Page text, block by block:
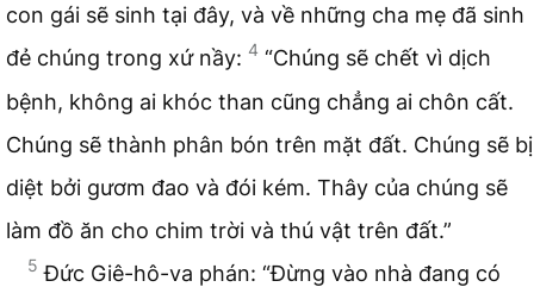
con gái sẽ sinh tại đây, và về những cha mẹ đã sinh
đẻ chúng trong xứ nầy: 4 “Chúng sẽ chết vì dịch
bệnh, không ai khóc than cũng chẳng ai chôn cất.
Chúng sẽ thành phân bón trên mặt đất. Chúng sẽ bị
diệt bởi gươm đao và đói kém. Thây của chúng sẽ
làm đồ ăn cho chim trời và thú vật trên đất.”
5 Đức Giê-hô-va phán: “Đừng vào nhà đang có